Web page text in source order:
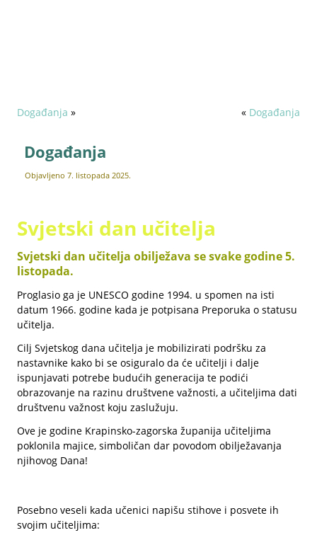
Događanja » « Događanja
Događanja
Objavljeno 7. listopada 2025.
Svjetski dan učitelja
Svjetski dan učitelja obilježava se svake godine 5.
listopada.
Proglasio ga je UNESCO godine 1994. u spomen na isti
datum 1966. godine kada je potpisana Preporuka o statusu
učitelja.
Cilj Svjetskog dana učitelja je mobilizirati podršku za
nastavnike kako bi se osiguralo da će učitelji i dalje
ispunjavati potrebe budućih generacija te podići
obrazovanje na razinu društvene važnosti, a učiteljima dati
društvenu važnost koju zaslužuju.
Ove je godine Krapinsko-zagorska županija učiteljima
poklonila majice, simboličan dar povodom obilježavanja
njihovog Dana!
Posebno veseli kada učenici napišu stihove i posvete ih
svojim učiteljima: